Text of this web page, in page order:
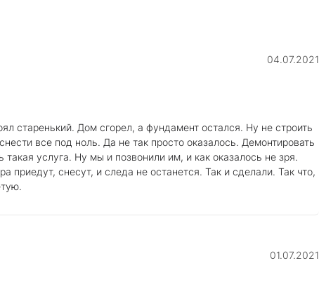
04.07.2021
старенький. Дом сгорел, а фундамент остался. Ну не строить
все под ноль. Да не так просто оказалось. Демонтировать
услуга. Ну мы и позвонили им, и как оказалось не зря.
приедут, снесут, и следа не останется. Так и сделали. Так что,
01.07.2021